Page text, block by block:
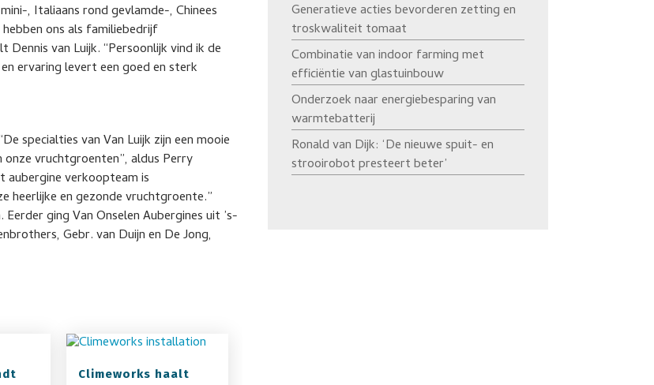
, Italiaans rond gevlamde-, Chinees
ons als familiebedrijf
van Luijk. “Persoonlijk vind ik de
ervaring levert een goed en sterk
specialties van Van Luijk zijn een mooie
vruchtgroenten”, aldus Perry
aubergine verkoopteam is
heerlijke en gezonde vruchtgroente.”
ging Van Onselen Aubergines uit ’s-
Gebr. van Duijn en De Jong,
Climeworks haalt
Generatieve acties bevorderen zetting en
troskwaliteit tomaat
Combinatie van indoor farming met
efficiëntie van glastuinbouw
Onderzoek naar energiebesparing van
warmtebatterij
Ronald van Dijk: ‘De nieuwe spuit- en
strooirobot presteert beter’